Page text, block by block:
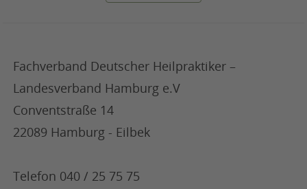
Fachverband Deutscher Heilpraktiker –
Landesverband Hamburg e.V
Conventstraße 14
22089 Hamburg - Eilbek
Telefon 040 / 25 75 75